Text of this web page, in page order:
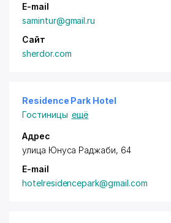
E-mail
samintur@gmail.ru
Сайт
sherdor.com
Residence Park Hotel
Гостиницы ещё
Адрес
улица Юнуса Раджаби, 64
E-mail
hotelresidencepark@gmail.com